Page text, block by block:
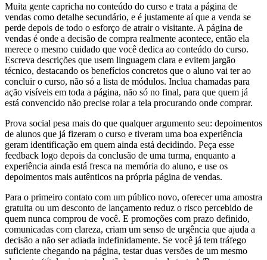
Muita gente capricha no conteúdo do curso e trata a página de
vendas como detalhe secundário, e é justamente aí que a venda se
perde depois de todo o esforço de atrair o visitante. A página de
vendas é onde a decisão de compra realmente acontece, então ela
merece o mesmo cuidado que você dedica ao conteúdo do curso.
Escreva descrições que usem linguagem clara e evitem jargão
técnico, destacando os benefícios concretos que o aluno vai ter ao
concluir o curso, não só a lista de módulos. Inclua chamadas para
ação visíveis em toda a página, não só no final, para que quem já
está convencido não precise rolar a tela procurando onde comprar.
Prova social pesa mais do que qualquer argumento seu: depoimentos
de alunos que já fizeram o curso e tiveram uma boa experiência
geram identificação em quem ainda está decidindo. Peça esse
feedback logo depois da conclusão de uma turma, enquanto a
experiência ainda está fresca na memória do aluno, e use os
depoimentos mais autênticos na própria página de vendas.
Para o primeiro contato com um público novo, oferecer uma amostra
gratuita ou um desconto de lançamento reduz o risco percebido de
quem nunca comprou de você. E promoções com prazo definido,
comunicadas com clareza, criam um senso de urgência que ajuda a
decisão a não ser adiada indefinidamente. Se você já tem tráfego
suficiente chegando na página, testar duas versões de um mesmo